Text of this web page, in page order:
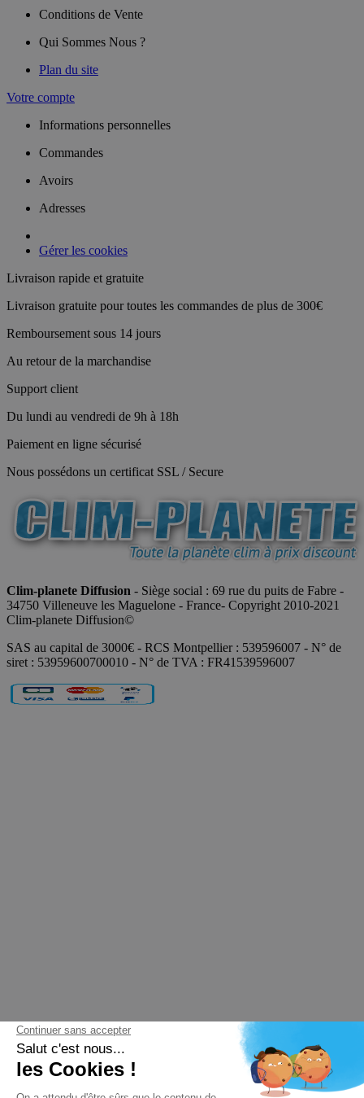
Conditions de Vente
Qui Sommes Nous ?
Plan du site
Votre compte
Informations personnelles
Commandes
Avoirs
Adresses
Gérer les cookies
Livraison rapide et gratuite
Livraison gratuite pour toutes les commandes de plus de 300€
Remboursement sous 14 jours
Au retour de la marchandise
Support client
Du lundi au vendredi de 9h à 18h
Paiement en ligne sécurisé
Nous possédons un certificat SSL / Secure
Clim-planete Diffusion - Siège social : 69 rue du puits de Fabre -
34750 Villeneuve les Maguelone - France- Copyright 2010-2021
Clim-planete Diffusion©
SAS au capital de 3000€ - RCS Montpellier : 539596007 - N° de
siret : 53959600700010 - N° de TVA : FR41539596007